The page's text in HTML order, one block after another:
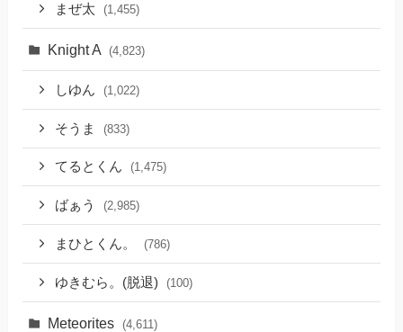
まぜ太 (1,455)
Knight A (4,823)
しゆん (1,022)
そうま (833)
てるとくん (1,475)
ばぁう (2,985)
まひとくん。 (786)
ゆきむら。(脱退) (100)
Meteorites (4,611)